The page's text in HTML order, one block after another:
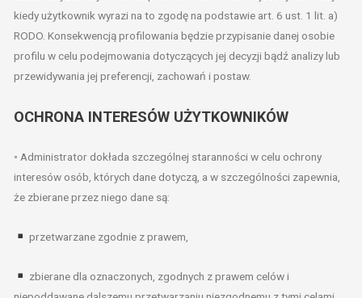
kiedy użytkownik wyrazi na to zgodę na podstawie art. 6 ust. 1 lit. a)
RODO. Konsekwencją profilowania będzie przypisanie danej osobie
profilu w celu podejmowania dotyczących jej decyzji bądź analizy lub
przewidywania jej preferencji, zachowań i postaw.
OCHRONA INTERESÓW UŻYTKOWNIKÓW
◦ Administrator dokłada szczególnej staranności w celu ochrony
interesów osób, których dane dotyczą, a w szczególności zapewnia,
że zbierane przez niego dane są:
przetwarzane zgodnie z prawem,
zbierane dla oznaczonych, zgodnych z prawem celów i